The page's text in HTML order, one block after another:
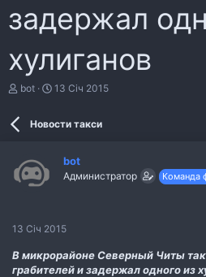
задержал
хулиганов
А
е
м
bot
Д
а
н
13 Січ 2015
Новости такси
bot
Администратор Команда
13 Січ 2015
В микрорайоне Северный Читы
грабителей и задержал одного из